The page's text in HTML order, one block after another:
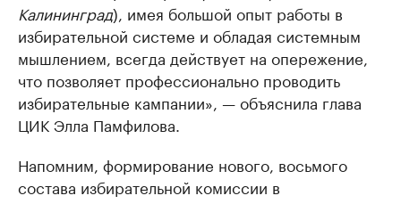
Калининград), имея большой опыт работы в
избирательной системе и обладая системным
мышлением, всегда действует на опережение,
что позволяет профессионально проводить
избирательные кампании», — объяснила глава
ЦИК Элла Памфилова.
Напомним, формирование нового, восьмого
состава избирательной комиссии в